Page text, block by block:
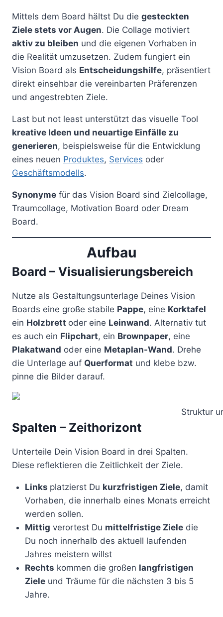
Mittels dem Board hältst Du die gesteckten
Ziele stets vor Augen. Die Collage motiviert
aktiv zu bleiben und die eigenen Vorhaben in
die Realität umzusetzen. Zudem fungiert ein
Vision Board als Entscheidungshilfe, präsentiert
direkt einsehbar die vereinbarten Präferenzen
und angestrebten Ziele.
Last but not least unterstützt das visuelle Tool
kreative Ideen und neuartige Einfälle zu
generieren, beispielsweise für die Entwicklung
eines neuen Produktes, Services oder
Geschäftsmodells.
Synonyme für das Vision Board sind Zielcollage,
Traumcollage, Motivation Board oder Dream
Board.
Aufbau
Board – Visualisierungsbereich
Nutze als Gestaltungsunterlage Deines Vision
Boards eine große stabile Pappe, eine Korktafel
ein Holzbrett oder eine Leinwand. Alternativ tut
es auch ein Flipchart, ein Brownpaper, eine
Plakatwand oder eine Metaplan-Wand. Drehe
die Unterlage auf Querformat und klebe bzw.
pinne die Bilder darauf.
Struktur
Spalten – Zeithorizont
Unterteile Dein Vision Board in drei Spalten.
Diese reflektieren die Zeitlichkeit der Ziele.
Links platzierst Du kurzfristigen Ziele, damit
Vorhaben, die innerhalb eines Monats erreicht
werden sollen.
Mittig verortest Du mittelfristige Zieledie
Du noch innerhalb des aktuell laufenden
Jahres meistern willst
Rechts kommen die großen langfristigen
Zieleund Träume für die nächsten 3 bis 5
Jahre.